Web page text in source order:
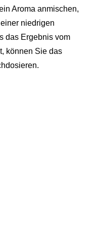
Aroma anmischen,
niedrigen
das Ergebnis vom
können Sie das